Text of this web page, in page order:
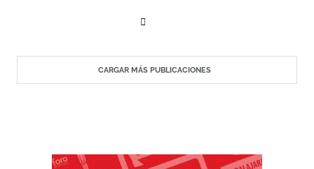
CARGAR MÁS PUBLICACIONES